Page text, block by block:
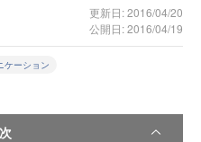
更新日: 2016/04/20
公開日: 2016/04/19
ケーション